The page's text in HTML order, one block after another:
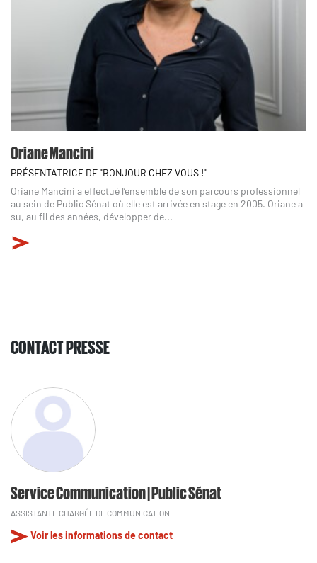
Oriane Mancini
PRÉSENTATRICE DE "BONJOUR CHEZ VOUS !"
Oriane Mancini a effectué l’ensemble de son parcours professionnel
au sein de Public Sénat où elle est arrivée en stage en 2005. Oriane a
su, au fil des années, développer de...
CONTACT PRESSE
Service Communication | Public Sénat
ASSISTANTE CHARGÉE DE COMMUNICATION
Voir les informations de contact